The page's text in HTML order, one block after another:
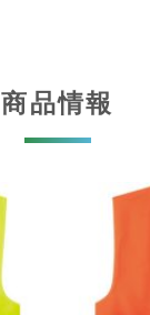
商品情報